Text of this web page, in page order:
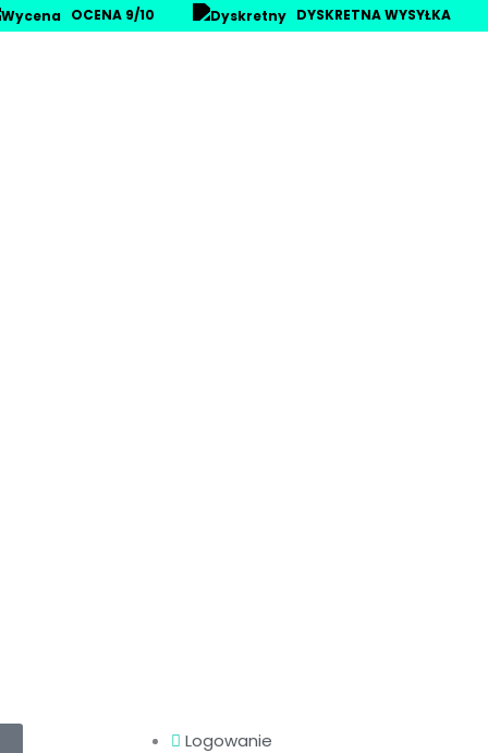
OCENA 9/10 DYSKRETNA WYSYŁKA
Logowanie